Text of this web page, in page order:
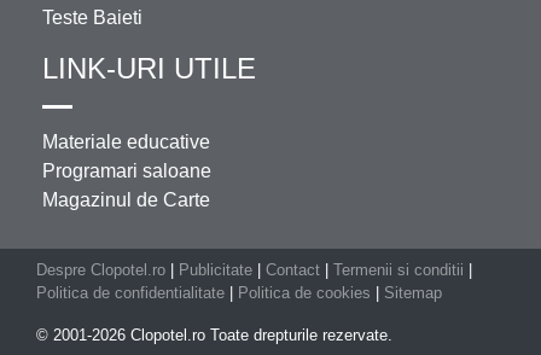
Teste Baieti
LINK-URI UTILE
Materiale educative
Programari saloane
Magazinul de Carte
Despre Clopotel.ro Publicitate Contact Termenii si conditii
Politica de confidentialitate
Politica de cookies Sitemap
© 2001-2026 Clopotel.ro Toate drepturile rezervate.